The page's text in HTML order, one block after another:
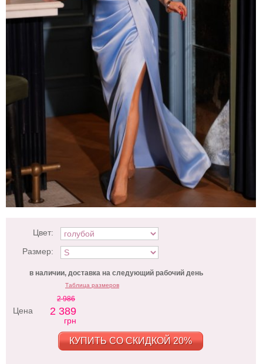
Цвет:
Размер:
в наличии, доставка на следующий рабочий день
Таблица размеров
Цена
2 986
2 389
грн
КУПИТЬ СО СКИДКОЙ 20%